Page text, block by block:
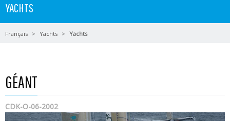
YACHTS
Français Yachts Yachts
GÉANT
CDK-O-06-2002